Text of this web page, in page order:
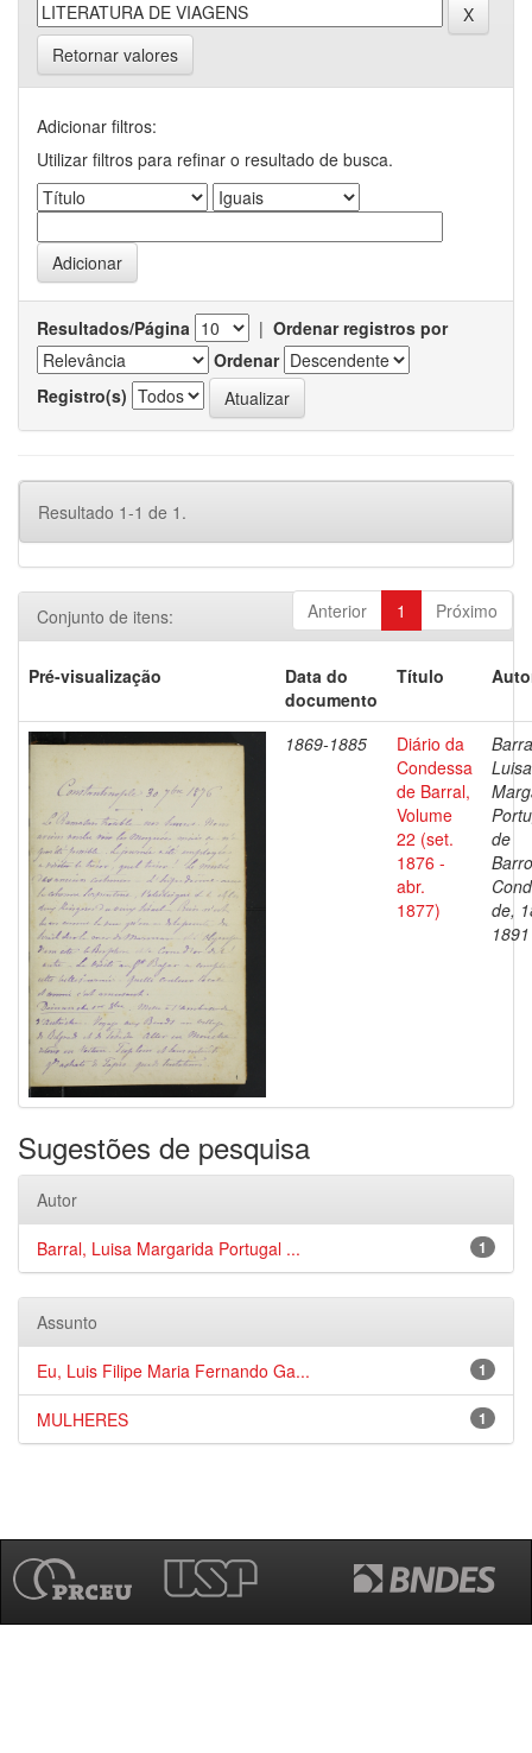
Retornar valores
Adicionar filtros:
Utilizar filtros para refinar o resultado de busca.
Resultados/Página | Ordenar registros por
Ordenar
Registro(s)
Resultado 1-1 de 1.
Anterior 1 Próximo
Conjunto de itens:
Pré-visualização
Data do
documento
Título
1869-1885
Diário da
Condessa
de Barral,
Volume
22 (set.
1876 -
abr.
1877)
Luisa
de
de,
1891
Sugestões de pesquisa
Autor
1
Barral, Luisa Margarida Portugal ...
Assunto
1
Eu, Luis Filipe Maria Fernando Ga...
1
MULHERES